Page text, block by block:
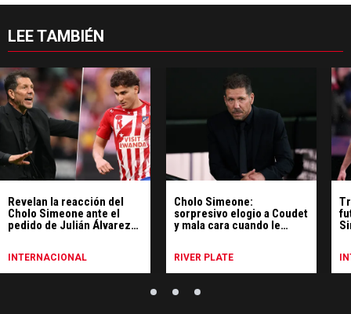
LEE TAMBIÉN
Revelan la reacción del
Cholo Simeone ante el
pedido de Julián Álvarez
INTERNACIONAL
Cholo Simeone:
sorpresivo elogio a Coudet
y mala cara cuando le
RIVER PLATE